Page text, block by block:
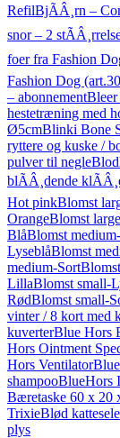
RefilBjÃÂ¸rn –
snor – 2
foer fra Fashion
Fashion Dog
– abonnement
hestetræning med
Ø5cmBlinki Bone
ryttere og kuske /
pulver til negle
blÃÂ¸dende
Hot pinkBlomst
OrangeBlomst
BlåBlomst
LyseblåBlomst
medium-Sort
LillaBlomst small-
RødBlomst small-
vinter / 8 kort med
kuverterBlue Hors
Hors Ointment
Hors Ventilator
shampooBlueHors
Bæretaske 60 x 20
TrixieBlød
plys